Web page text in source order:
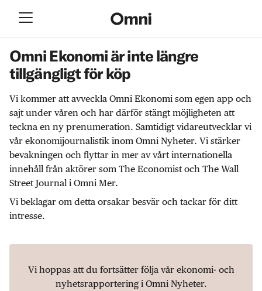
Omni Ekonomi är inte längre
tillgängligt för köp
Vi kommer att avveckla Omni Ekonomi som egen app och
sajt under våren och har därför stängt möjligheten att
teckna en ny prenumeration. Samtidigt vidareutvecklar vi
vår ekonomijournalistik inom Omni Nyheter. Vi stärker
bevakningen och flyttar in mer av vårt internationella
innehåll från aktörer som The Economist och The Wall
Street Journal i Omni Mer.
Vi beklagar om detta orsakar besvär och tackar för ditt
intresse.
Vi hoppas att du fortsätter följa vår ekonomi- och
nyhetsrapportering i Omni Nyheter.